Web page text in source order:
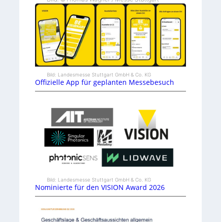
Bild: Landesmesse Stuttgart GmbH & Co. KG
Offizielle App für geplanten Messebesuch
Bild: Landesmesse Stuttgart GmbH & Co. KG
Nominierte für den VISION Award 2026